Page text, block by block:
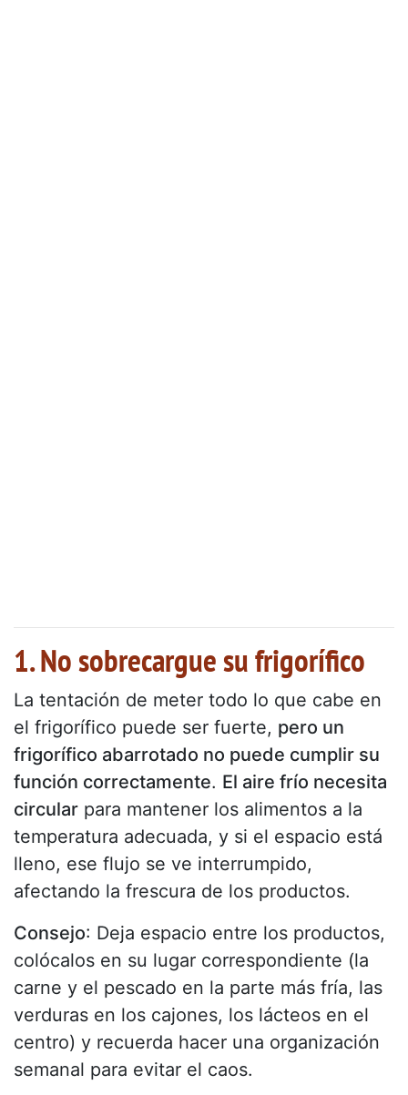
1. No sobrecargue su frigorífico
La tentación de meter todo lo que cabe en
el frigorífico puede ser fuerte, pero un
frigorífico abarrotado no puede cumplir su
función correctamente. El aire frío necesita
circular para mantener los alimentos a la
temperatura adecuada, y si el espacio está
lleno, ese flujo se ve interrumpido,
afectando la frescura de los productos.
Consejo: Deja espacio entre los productos,
colócalos en su lugar correspondiente (la
carne y el pescado en la parte más fría, las
verduras en los cajones, los lácteos en el
centro) y recuerda hacer una organización
semanal para evitar el caos.